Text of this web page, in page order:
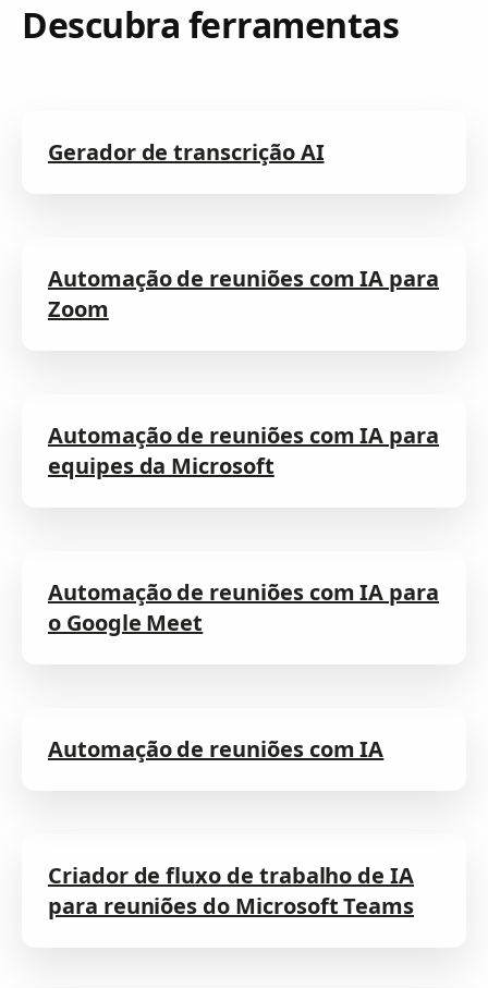
Descubra ferramentas
Gerador de transcrição AI
Automação de reuniões com IA para
Zoom
Automação de reuniões com IA para
equipes da Microsoft
Automação de reuniões com IA para
o Google Meet
Automação de reuniões com IA
Criador de fluxo de trabalho de IA
para reuniões do Microsoft Teams